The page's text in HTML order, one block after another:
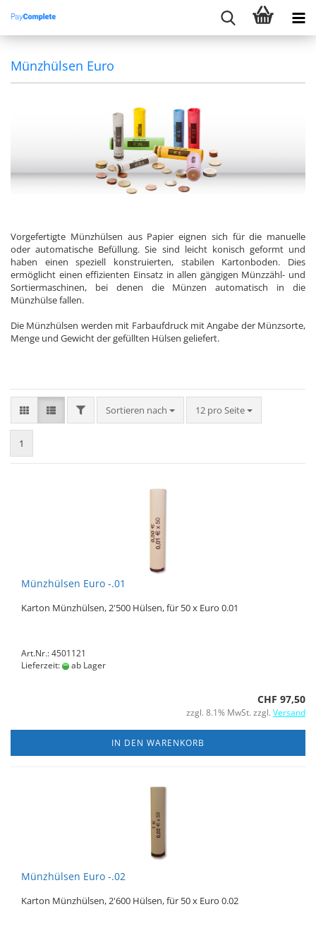
Münzhülsen Euro
Vorgefertigte Münzhülsen aus Papier eignen sich für die manuelle
oder automatische Befüllung. Sie sind leicht konisch geformt und
haben einen speziell konstruierten, stabilen Kartonboden. Dies
ermöglicht einen effizienten Einsatz in allen gängigen Münzzähl- und
Sortiermaschinen, bei denen die Münzen automatisch in die
Münzhülse fallen.
Die Münzhülsen werden mit Farbaufdruck mit Angabe der Münzsorte,
Menge und Gewicht der gefüllten Hülsen geliefert.
FILTERSortieren nach
Sortieren nach 12 pro Seite
pro Seite
1
Münzhülsen Euro -.01
Karton Münzhülsen, 2'500 Hülsen, für 50 x Euro 0.01
Art.Nr.: 4501121
Lieferzeit:
ab Lager
CHF 97,50
zzgl. 8.1% MwSt. zzgl. Versand
IN DEN WARENKORB
Münzhülsen Euro -.02
Karton Münzhülsen, 2'600 Hülsen, für 50 x Euro 0.02